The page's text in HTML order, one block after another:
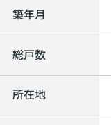
築年月
総戸数
所在地